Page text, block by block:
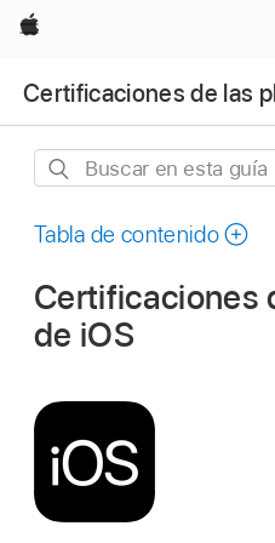
Apple
Certificaciones de las
Buscar
esta
Tabla de contenido
Certificaciones
de iOS